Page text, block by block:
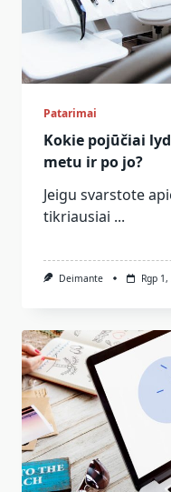
Patarimai
Kokie pojūčiai
metu ir po jo?
Jeigu svarstote
tikriausiai ...
Deimante Rgp